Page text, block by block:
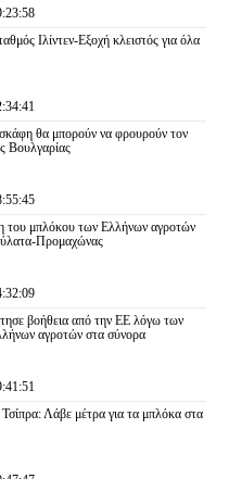
Ιλίντεν-Εξοχή κλειστός για όλα
θα μπορούν να φρουρούν τον
Βουλγαρίας
του μπλόκου των Ελλήνων αγροτών
Προμαχώνας
βοήθεια από την ΕΕ λόγω των
αγροτών στα σύνορα
Λάβε μέτρα για τα μπλόκα στα